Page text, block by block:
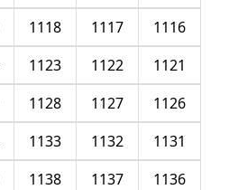
1116
1117
1118
1121
1122
1123
1126
1127
1128
1131
1132
1133
1136
1137
1138